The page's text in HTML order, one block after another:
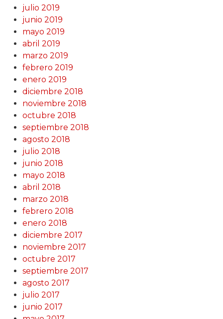
julio 2019
junio 2019
mayo 2019
abril 2019
marzo 2019
febrero 2019
enero 2019
diciembre 2018
noviembre 2018
octubre 2018
septiembre 2018
agosto 2018
julio 2018
junio 2018
mayo 2018
abril 2018
marzo 2018
febrero 2018
enero 2018
diciembre 2017
noviembre 2017
octubre 2017
septiembre 2017
agosto 2017
julio 2017
junio 2017